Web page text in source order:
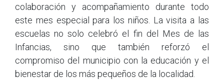
colaboración y acompañamiento durante todo
este mes especial para los niños. La visita a las
escuelas no solo celebró el fin del Mes de las
Infancias, sino que también reforzó el
compromiso del municipio con la educación y el
bienestar de los más pequeños de la localidad.